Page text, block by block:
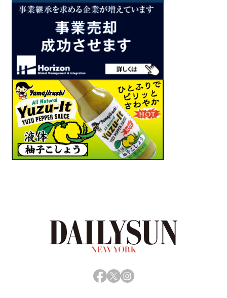
Facebook
X Instagram